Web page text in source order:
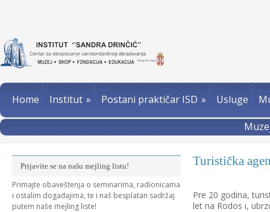
Home Institut » Postani praktičar ISD » Usluge
Turistička
Pre 20 godina,
let na Rodos i,
Prijavite se na našu mejling listu!
Primajte obaveštenja o seminarima, radionicama
i ostalim događajima, te i naš besplatan sadržaj
putem naše mejling liste!